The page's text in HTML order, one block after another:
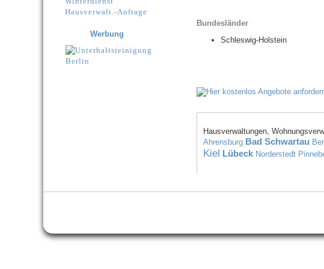
Bundesländer
Schleswig-Holstein
Hausverwaltungen,
Ahrensburg Bad Schwartau
Kiel Lübeck Norderstedt
Hausverwalt.-Anfrage
Werbung